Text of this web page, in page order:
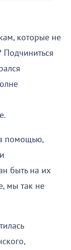
которые не
Подчиниться
помощью,
быть на их
мы так не